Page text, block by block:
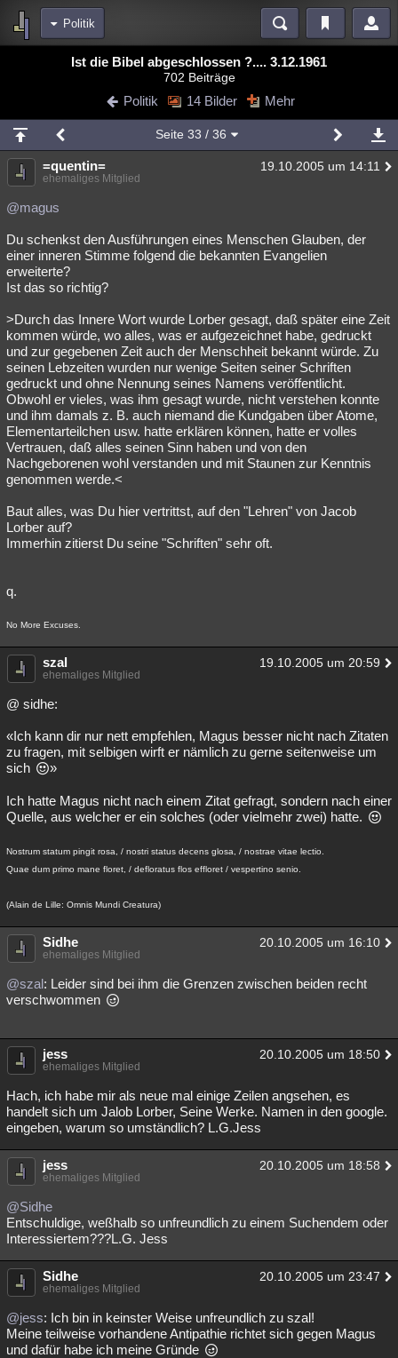
Politik
Blogs Videos
Chat Wiki Neuigkeiten
meine Rubriken
Menschen Wissenschaft Mystery Kriminalfälle
Spiritualität
Natur Umfragen Unterhaltung
weitere Rubriken
Philosophie Träume
Astronomie Helpdesk Gruppen Gaming Filme
Musik Clash Verbesserungen Allmystery English
Übersichten
Besucht Teilgenommen Alle Neue Geschlossen
Lesenswert Schlüsselwörter
Ist die Bibel abgeschlossen ?.... 3.12.1961
702 Beiträge
Politik 14 Bilder Mehr
Seite 33 / 36
=quentin= 19.10.2005 um 14:11
ehemaliges Mitglied
@magus
Du schenkst den Ausführungen eines Menschen Glauben, der
einer inneren Stimme folgend die bekannten Evangelien
erweiterte?
Ist das so richtig?
>Durch das Innere Wort wurde Lorber gesagt, daß später eine Zeit
kommen würde, wo alles, was er aufgezeichnet habe, gedruckt
und zur gegebenen Zeit auch der Menschheit bekannt würde. Zu
seinen Lebzeiten wurden nur wenige Seiten seiner Schriften
gedruckt und ohne Nennung seines Namens veröffentlicht.
Obwohl er vieles, was ihm gesagt wurde, nicht verstehen konnte
und ihm damals z. B. auch niemand die Kundgaben über Atome,
Elementarteilchen usw. hatte erklären können, hatte er volles
Vertrauen, daß alles seinen Sinn haben und von den
Nachgeborenen wohl verstanden und mit Staunen zur Kenntnis
genommen werde.<
Baut alles, was Du hier vertrittst, auf den "Lehren" von Jacob
Lorber auf?
Immerhin zitierst Du seine "Schriften" sehr oft.
q.
No More Excuses.
szal 19.10.2005 um 20:59
ehemaliges Mitglied
@ sidhe:
«Ich kann dir nur nett empfehlen, Magus besser nicht nach Zitaten
zu fragen, mit selbigen wirft er nämlich zu gerne seitenweise um
sich
»
Ich hatte Magus nicht nach einem Zitat gefragt, sondern nach einer
Quelle, aus welcher er ein solches (oder vielmehr zwei) hatte.
Nostrum statum pingit rosa, / nostri status decens glosa, / nostrae vitae lectio.
Quae dum primo mane floret, / defloratus flos effloret / vespertino senio.
(Alain de Lille: Omnis Mundi Creatura)
Sidhe 20.10.2005 um 16:10
ehemaliges Mitglied
@szal: Leider sind bei ihm die Grenzen zwischen beiden recht
verschwommen
jess 20.10.2005 um 18:50
ehemaliges Mitglied
Hach, ich habe mir als neue mal einige Zeilen angsehen, es
handelt sich um Jalob Lorber, Seine Werke. Namen in den google.
eingeben, warum so umständlich? L.G.Jess
jess 20.10.2005 um 18:58
ehemaliges Mitglied
@Sidhe
Entschuldige, weßhalb so unfreundlich zu einem Suchendem oder
Interessiertem???L.G. Jess
Sidhe 20.10.2005 um 23:47
ehemaliges Mitglied
@jess: Ich bin in keinster Weise unfreundlich zu szal!
Meine teilweise vorhandene Antipathie richtet sich gegen Magus
und dafür habe ich meine Gründe